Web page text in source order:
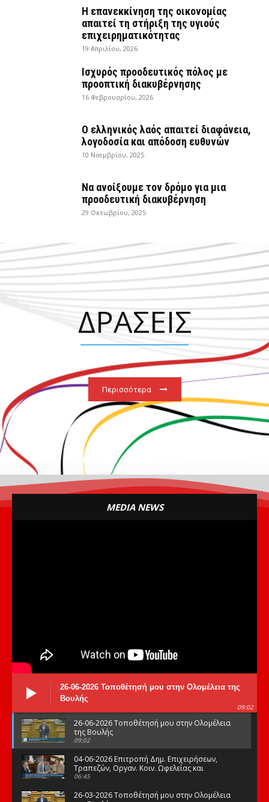
Η επανεκκίνηση της οικονομίας
απαιτεί τη στήριξη της υγιούς
επιχειρηματικότητας
19 Απριλίου, 2026
Ισχυρός προοδευτικός πόλος με
προοπτική διακυβέρνησης
16 Φεβρουαρίου, 2026
Ο ελληνικός λαός απαιτεί διαφάνεια,
λογοδοσία και απόδοση ευθυνών
10 Νοεμβρίου, 2025
Να ανοίξουμε τον δρόμο για μια
προοδευτική διακυβέρνηση
29 Οκτωβρίου, 2025
ΔΡΑΣΕΙΣ
Περισσότερα
MEDIA NEWS
26-06-2026 Τοποθέτησή μου στην Ολομέλεια της
Βουλής
09:02
26-06-2026 Τοποθέτησή μου στην Ολομέλεια
της Βουλής
09:02
04-06-2026 Επιτροπή Δημ. Επιχειρήσεων,
Τραπεζών, Οργαν. Κοιν. Ωφελείας και
Φορέων Κοινων. Ασφάλισης
06:45
26-03-2026 Τοποθέτησή μου στην Ολομέλεια